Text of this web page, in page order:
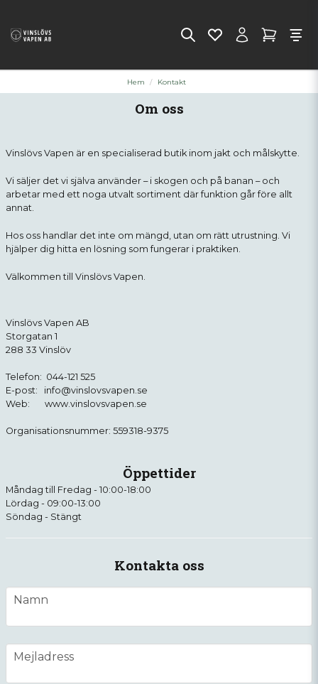
Hem Kontakt
Om oss
Vinslövs Vapen är en specialiserad butik inom jakt och målskytte.
Vi säljer det vi själva använder – i skogen och på banan – och
arbetar med ett noga utvalt sortiment där funktion går före allt
annat.
Hos oss handlar det inte om mängd, utan om rätt utrustning. Vi
hjälper dig hitta en lösning som fungerar i praktiken.
Välkommen till Vinslövs Vapen.
Vinslövs Vapen AB
Storgatan 1
288 33 Vinslöv
Telefon: 044-121 525
E-post: info@vinslovsvapen.se
Web: www.vinslovsvapen.se
Organisationsnummer: 559318-9375
Öppettider
Måndag till Fredag - 10:00-18:00
Lördag - 09:00-13:00
Söndag - Stängt
Kontakta oss
name
Namn
email
Mejladress